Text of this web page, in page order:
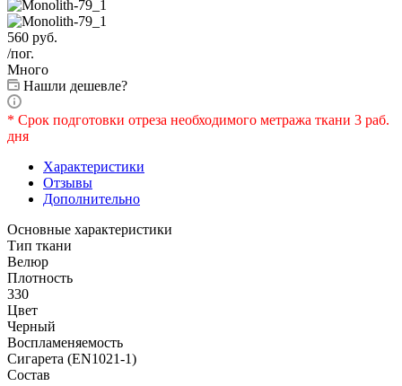
560 руб.
/пог.
Много
Нашли дешевле?
* Срок подготовки отреза необходимого метража ткани 3 раб.
дня
Характеристики
Отзывы
Дополнительно
Основные характеристики
Тип ткани
Велюр
Плотность
330
Цвет
Черный
Воспламеняемость
Сигарета (EN1021-1)
Состав